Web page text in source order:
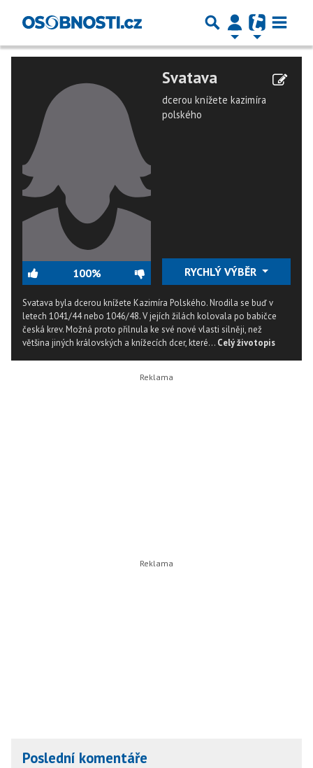
100%
Svatava
dcerou knížete kazimíra
polského
RYCHLÝ VÝBĚR
Svatava byla dcerou knížete Kazimíra Polského. Nrodila se buď v
letech 1041/44 nebo 1046/48. V jejích žilách kolovala po babičce
česká krev. Možná proto přilnula ke své nové vlasti silněji, než
většina jiných královských a knížecích dcer, které... Celý životopis
Poslední komentáře